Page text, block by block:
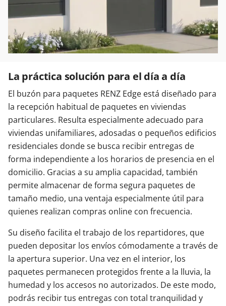
La práctica solución para el día a día
El buzón para paquetes RENZ Edge está diseñado para
la recepción habitual de paquetes en viviendas
particulares. Resulta especialmente adecuado para
viviendas unifamiliares, adosadas o pequeños edificios
residenciales donde se busca recibir entregas de
forma independiente a los horarios de presencia en el
domicilio. Gracias a su amplia capacidad, también
permite almacenar de forma segura paquetes de
tamaño medio, una ventaja especialmente útil para
quienes realizan compras online con frecuencia.
Su diseño facilita el trabajo de los repartidores, que
pueden depositar los envíos cómodamente a través de
la apertura superior. Una vez en el interior, los
paquetes permanecen protegidos frente a la lluvia, la
humedad y los accesos no autorizados. De este modo,
podrás recibir tus entregas con total tranquilidad y